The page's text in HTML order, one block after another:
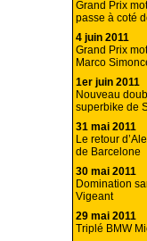
Grand Prix
passe à coté
4 juin 2011
Grand Prix
Marco
1er juin 2011
Nouveau
superbike de
31 mai 2011
Le retour
de Barcelone
30 mai 2011
Domination
Vigeant
29 mai 2011
Triplé BMW